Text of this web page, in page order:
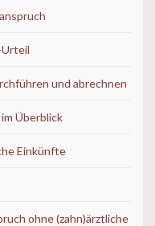
Urteil
und abrechnen
Überblick
Einkünfte
ohne (zahn)ärztliche